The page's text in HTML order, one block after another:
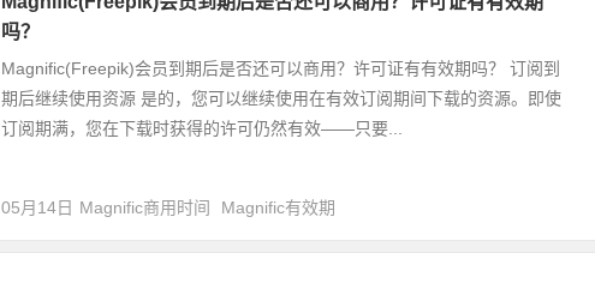
吗？
Magnific(Freepik)会员到期后是否还可以商用？许可证有有效期吗？ 订阅到
期后继续使用资源 是的，您可以继续使用在有效订阅期间下载的资源。即使
订阅期满，您在下载时获得的许可仍然有效——只要...
05月14日 Magnific商用时间 Magnific有效期